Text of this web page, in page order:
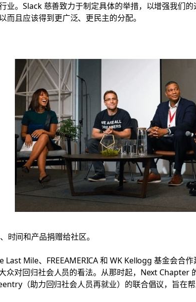
业。Slack 慈善致力于制定具体的举措，以增强我们
而且应该得到更广泛、更民主的分配。
时间和产品捐赠给社区。
Last Mile、FREEAMERICA 和 WK Kellogg 基金会合
众对回归社会人员的看法。从那时起，Next Chapter
（助力回归社会人员再就业）的联合倡议，旨在